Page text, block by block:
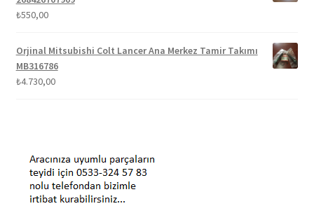
₺550,00
Orjinal Mitsubishi Colt Lancer Ana Merkez Tamir Takımı
MB316786
₺4.730,00